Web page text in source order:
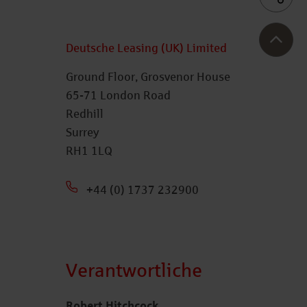
Deutsche Leasing (UK) Limited
Ground Floor, Grosvenor House
65-71 London Road
Redhill
Surrey
RH1 1LQ
+44 (0) 1737 232900
Verantwortliche